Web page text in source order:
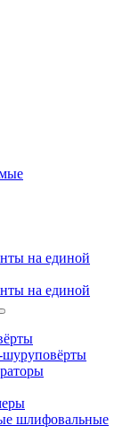
на единой
на единой
шуруповёрты
шлифовальные